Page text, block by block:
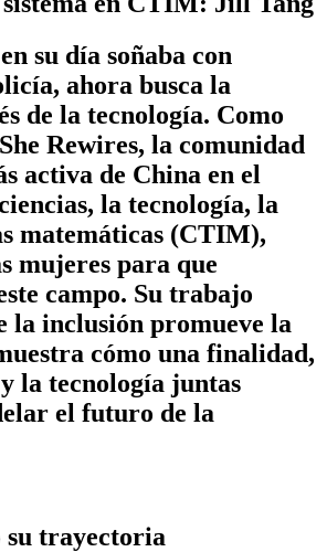
su día soñaba con
ahora busca la
de la tecnología. Como
Rewires, la comunidad
activa de China en el
la tecnología, la
matemáticas (CTIM),
mujeres para que
campo. Su trabajo
la inclusión promueve la
cómo una finalidad,
la tecnología juntas
el futuro de la
su trayectoria